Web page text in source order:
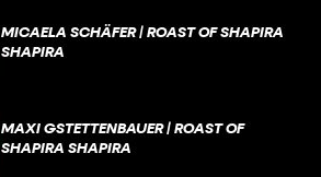
MICAELA SCHÄFER | ROAST OF SHAPIRA
SHAPIRA
MAXI GSTETTENBAUER | ROAST OF
SHAPIRA SHAPIRA